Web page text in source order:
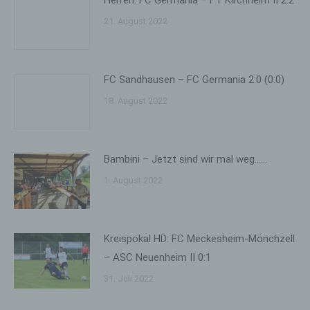
FC Sandhausen – FC Germania 2:0 (0:0)
Bambini – Jetzt sind wir mal weg……
Kreispokal HD: FC Meckesheim-Mönchzell
– ASC Neuenheim II 0:1
f) Pseudonymisierung
spezifischen betroffenen Person zugeordnet werden
können, sofern diese zusätzlichen Informationen
gesondert aufbewahrt werden und technischen und
organisatorischen Maßnahmen unterliegen, die
gewährleisten, dass die personenbezogenen Daten
nicht einer identifizierten oder identifizierbaren
g) Verantwortlicher oder für die Verarbeitung
Verantwortlicher